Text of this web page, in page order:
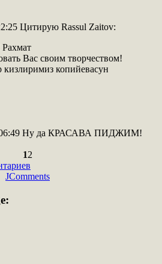
Цитирую Rassul Zaitov:
Вас своим творчеством!
кизлиримиз копийевасун
Ну да КРАСАВА ПИДЖИМ!
12
JComments